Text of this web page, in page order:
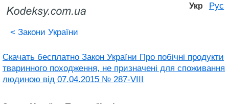
Укр Рус
< Закони України
Скачать бесплатно Закон України Про побічні продукти
тваринного походження, не призначені для споживання
людиною від 07.04.2015 № 287-VIII